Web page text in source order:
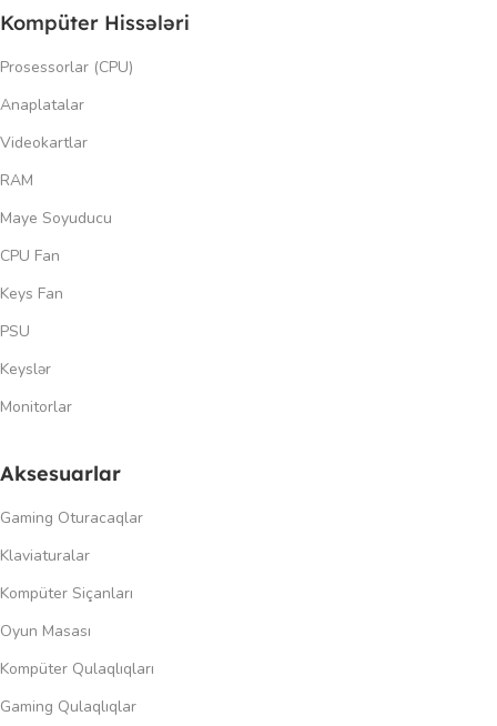
Kompüter Hissələri
Prosessorlar (CPU)
Anaplatalar
Videokartlar
RAM
Maye Soyuducu
CPU Fan
Keys Fan
PSU
Keyslər
Monitorlar
Aksesuarlar
Gaming Oturacaqlar
Klaviaturalar
Kompüter Siçanları
Oyun Masası
Kompüter Qulaqlıqları
Gaming Qulaqlıqlar